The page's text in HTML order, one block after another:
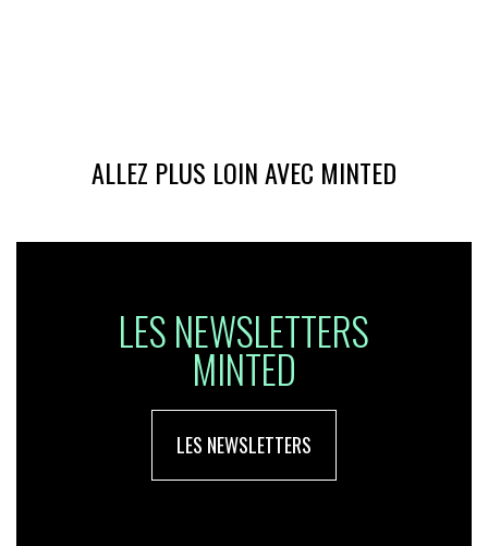
ALLEZ PLUS LOIN AVEC MINTED
LES NEWSLETTERS
MINTED
LES NEWSLETTERS